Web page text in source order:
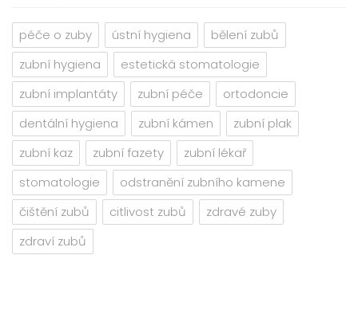
péče o zuby ústní hygiena
bělení zubů
zubní hygiena
estetická stomatologie
zubní implantáty
zubní péče
ortodoncie
dentální hygiena
zubní kámen
zubní plak
zubní kaz
zubní fazety
zubní lékař
stomatologie
odstranění zubního kamene
čištění zubů
citlivost zubů
zdravé zuby
zdraví zubů